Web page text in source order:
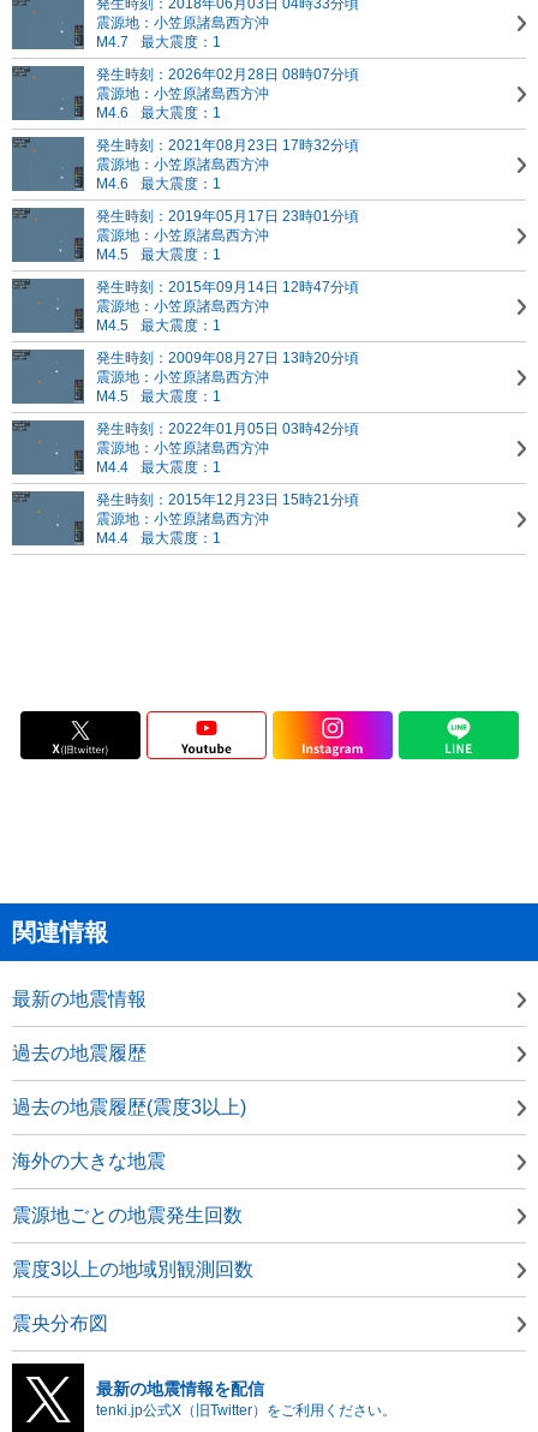
発生時刻：2018年06月03日 04時33分頃
震源地：小笠原諸島西方沖
M4.7
最大震度：1
発生時刻：2026年02月28日 08時07分頃
震源地：小笠原諸島西方沖
M4.6
最大震度：1
発生時刻：2021年08月23日 17時32分頃
震源地：小笠原諸島西方沖
M4.6
最大震度：1
発生時刻：2019年05月17日 23時01分頃
震源地：小笠原諸島西方沖
M4.5
最大震度：1
発生時刻：2015年09月14日 12時47分頃
震源地：小笠原諸島西方沖
M4.5
最大震度：1
発生時刻：2009年08月27日 13時20分頃
震源地：小笠原諸島西方沖
M4.5
最大震度：1
発生時刻：2022年01月05日 03時42分頃
震源地：小笠原諸島西方沖
M4.4
最大震度：1
発生時刻：2015年12月23日 15時21分頃
震源地：小笠原諸島西方沖
M4.4
最大震度：1
関連情報
最新の地震情報
過去の地震履歴
過去の地震履歴(震度3以上)
海外の大きな地震
震源地ごとの地震発生回数
震度3以上の地域別観測回数
震央分布図
最新の地震情報を配信
tenki.jp公式X（旧Twitter）をご利用ください。